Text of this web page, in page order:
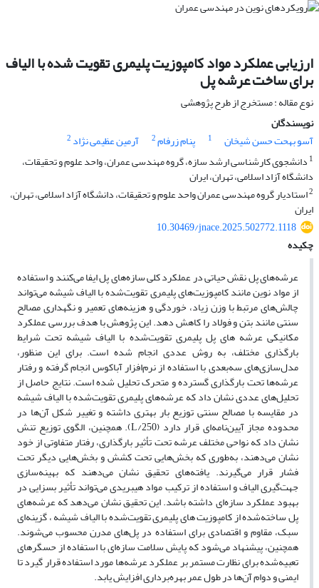
ارزیابی عملکرد مواد کامپوزیت پلیمری تقویت شده با الیاف
برای ساخت عرشه پل
نوع مقاله : مستخرج از طرح پژوهشی
نویسندگان
آسو بهحت حسن شیخان
1 پنام زرفام2 آرمین عظیمی نژاد 2
1 دانشجوی کارشناسی ارشد سازه، گروه مهندسی عمران، واحد علوم و تحقیقات،
دانشگاه آزاد اسلامی، تهران، ایران
2استادیار گروه مهندسی عمران واحد علوم و تحقیقات، دانشگاه آزاد اسلامی، تهران،
ایران
10.30469/jnace.2025.502772.1118
چکیده
عرشه‌های پل نقش حیاتی در عملکرد کلی سازه‌های پل ایفا می‌کنند و استفاده
از مواد نوین مانند کامپوزیت‌های پلیمری تقویت‌شده با الیاف شیشه می‌تواند
چالش‌های مرتبط با وزن زیاد، خوردگی و هزینه‌های تعمیر و نگهداری مصالح
سنتی مانند بتن و فولاد را کاهش دهد. این پژوهش با هدف بررسی عملکرد
مکانیکی عرشه ‌های پل پلیمری تقویت‌شده با الیاف شیشه تحت شرایط
بارگذاری مختلف، به روش عددی انجام شده است. برای این منظور،
مدل‌سازی‌های سه‌بعدی با استفاده از نرم‌افزار آباکوس انجام گرفته و رفتار
عرشه‌ها تحت بارگذاری گسترده و متحرک تحلیل شده است. نتایج حاصل از
تحلیل‌های عددی نشان داد که عرشه‌های پلیمری تقویت‌شده با الیاف شیشه
در مقایسه با مصالح سنتی توزیع بار بهتری داشته و تغییر شکل آن‌ها در
محدوده مجاز آیین‌نامه‌ای قرار دارد (L/250). همچنین، الگوی توزیع تنش
نشان داد که نواحی مختلف عرشه تحت تأثیر بارگذاری، رفتار متفاوتی از خود
نشان می‌دهند، به‌طوری که بخش‌هایی تحت کشش و بخش‌هایی دیگر تحت
فشار قرار می‌گیرند. یافته‌های تحقیق نشان می‌دهند که بهینه‌سازی
جهت‌گیری الیاف و استفاده از ترکیب مواد هیبریدی می‌تواند تأثیر بسزایی در
بهبود عملکرد سازه‌ای داشته باشد. این تحقیق نشان می‌دهد که عرشه‌های
پل ساخته‌شده از کامپوزیت ‌های پلیمری تقویت‌شده با الیاف شیشه ، گزینه‌ای
سبک، مقاوم و اقتصادی برای استفاده در پل‌های مدرن محسوب می‌شوند.
همچنین، پیشنهاد می‌شود که پایش سلامت سازه‌ای با استفاده از حسگرهای
تعبیه‌شده برای نظارت مستمر بر عملکرد عرشه‌ها مورد استفاده قرار گیرد تا
ایمنی و دوام آن‌ها در طول عمر بهره‌برداری افزایش یابد.